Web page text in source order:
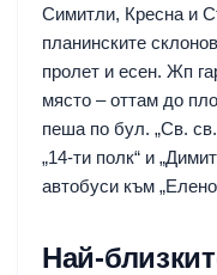
Симитли, Кресна и
планинските
пролет и есен. Жп
място – оттам до
пеша по бул. „Св.
„14-ти полк“ и
автобуси към
Най-